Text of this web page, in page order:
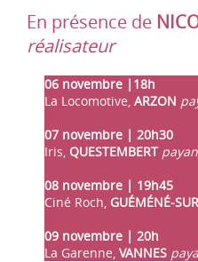
En présence de
réalisateur
06 novembre |18h
La Locomotive, ARZON
07 novembre | 20h30
Iris, QUESTEMBERT
08 novembre | 19h45
Ciné Roch, GUÉMÉNÉ-
09 novembre | 20h
La Garenne, VANNES